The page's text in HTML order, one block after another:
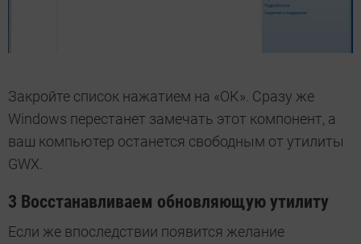
Закройте список нажатием на «ОК». Сразу же
Windows перестанет замечать этот компонент, а
ваш компьютер останется свободным от утилиты
GWX.
3 Восстанавливаем обновляющую утилиту
Если же впоследствии появится желание